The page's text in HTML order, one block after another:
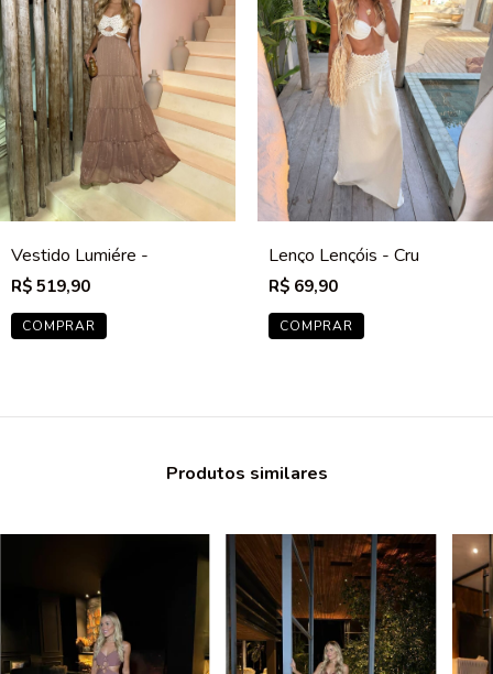
Vestido Lumiére -
Cappuccino
R$ 519,90
COMPRAR
Lenço Lençóis - Cru
R$ 69,90
COMPRAR
Produtos similares